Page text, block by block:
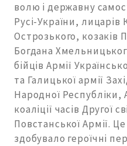
волю і державну
Русі-України, лицарів
Острозького, козаків
Богдана
бійців Армії
та Галицької армії
Народної Республіки,
коаліції часів Другої
Повстанської Армії.
здобувало героїчні